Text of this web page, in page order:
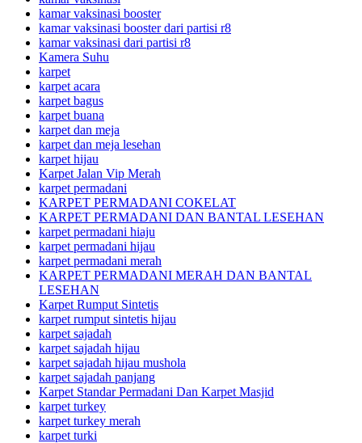
kamar vaksinasi booster
kamar vaksinasi booster dari partisi r8
kamar vaksinasi dari partisi r8
Kamera Suhu
karpet
karpet acara
karpet bagus
karpet buana
karpet dan meja
karpet dan meja lesehan
karpet hijau
Karpet Jalan Vip Merah
karpet permadani
KARPET PERMADANI COKELAT
KARPET PERMADANI DAN BANTAL LESEHAN
karpet permadani hiaju
karpet permadani hijau
karpet permadani merah
KARPET PERMADANI MERAH DAN BANTAL
LESEHAN
Karpet Rumput Sintetis
karpet rumput sintetis hijau
karpet sajadah
karpet sajadah hijau
karpet sajadah hijau mushola
karpet sajadah panjang
Karpet Standar Permadani Dan Karpet Masjid
karpet turkey
karpet turkey merah
karpet turki